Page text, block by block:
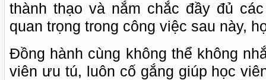
thành thạo và nắm chắc đầy đủ
quan trọng trong công việc sau này,
Đồng hành cùng không thể không
viên ưu tú, luôn cố gắng giúp học